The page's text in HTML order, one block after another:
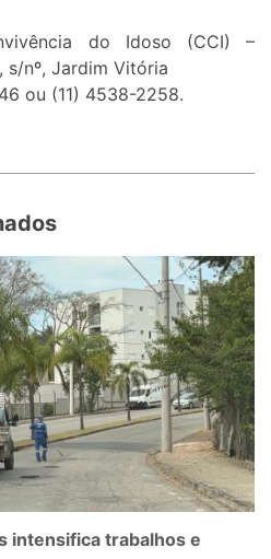
do Idoso (CCI) –
s/nº, Jardim Vitória
ou (11) 4538-2258.
intensifica trabalhos e